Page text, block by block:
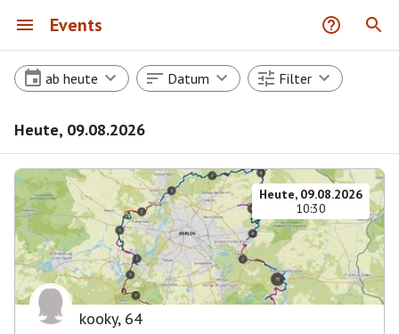
Events
ab heute Datum Filter
Heute, 09.08.2026
Heute, 09.08.2026
10:30
kooky, 64